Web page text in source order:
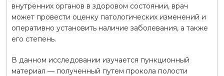
внутренних органов в здоровом состоянии, врач
может провести оценку патологических изменений и
оперативно установить наличие заболевания, а также
его степень.
В данном исследовании изучается пункционный
материал — полученный путем прокола полости